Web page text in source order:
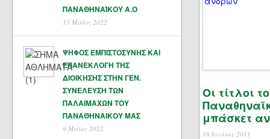
ΠΑΝΑΘΗΝΑΊΚΟΥ Α.Ο
13 Μάϊος 2022
ΨΗΦΟΣ ΕΜΠΙΣΤΟΣΥΝΗΣ ΚΑΙ
ΕΠΑΝΕΚΛΟΓΗ ΤΗΣ
ΔΙΟΙΚΗΣΗΣ ΣΤΗΝ ΓΕΝ.
ΣΥΝΕΛΕΥΣΗ ΤΩΝ
ΠΑΛΑΙΜΑΧΩΝ ΤΟΥ
ΠΑΝΑΘΗΝΑΙΚΟΥ ΜΑΣ
9 Μάϊος 2022
Οι τίτλοι
μπάσκετ
18 Ιουλίου 2011